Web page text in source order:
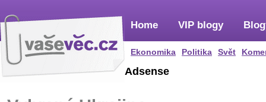
Home
Ekonomika Politika Svět
VIP blogy
Adsense